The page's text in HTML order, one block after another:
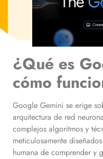
¿Qué es
cómo
Google Gemini se erige
arquitectura de red
complejos algoritmos y
meticulosamente
humana de comprender y